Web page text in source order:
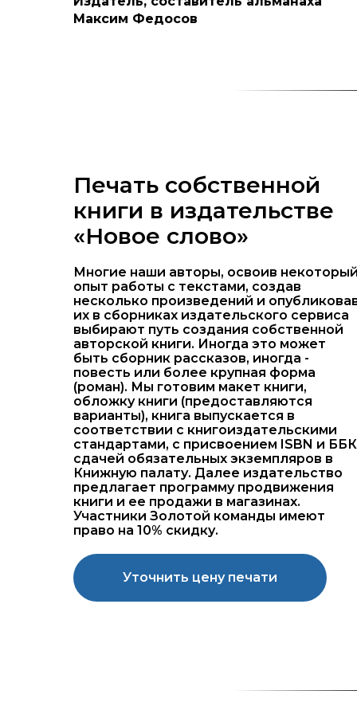
Максим Федосов
Печать собственной
книги в издательстве
«Новое слово»
Многие наши авторы, освоив
опыт работы с текстами, создав
несколько произведений и
их в сборниках издательского сервиса
выбирают путь создания собственной
авторской книги. Иногда это может
быть сборник рассказов, иногда -
повесть или более крупная форма
(роман). Мы готовим макет книги,
обложку книги (предоставляются
варианты), книга выпускается в
соответствии с книгоиздательскими
стандартами, с присвоением ISBN и
сдачей обязательных экземпляров в
Книжную палату. Далее издательство
предлагает программу продвижения
книги и ее продажи в магазинах.
Участники Золотой команды имеют
право на 10% скидку.
Уточнить цену печати